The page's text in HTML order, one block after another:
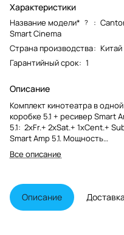
Характеристики
Название модели* ? :
Smart Cinema
Страна производства: Китай
Гарантийный срок: 1
Описание
Комплект кинотеатра в одной
коробке 5.1 + ресивер Smart
5.1: 2xFr.+ 2xSat.+ 1xCent.+
Smart Amp 5.1. Мощность
сабвуфера 120 Ватт, размеры
х полосных сателлитов
29х11х12см, сабвуфер (ШхВхГ):
24х41х4
Все описание
Описание Доставка